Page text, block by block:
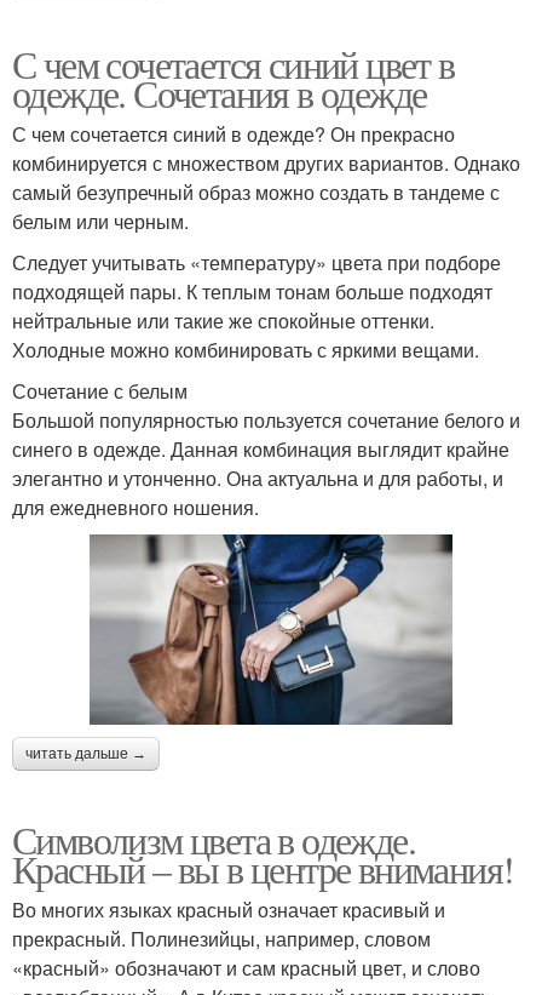
С чем сочетается синий цвет в
одежде. Сочетания в одежде
С чем сочетается синий в одежде? Он прекрасно
комбинируется с множеством других вариантов. Однако
самый безупречный образ можно создать в тандеме с
белым или черным.
Следует учитывать «температуру» цвета при подборе
подходящей пары. К теплым тонам больше подходят
нейтральные или такие же спокойные оттенки.
Холодные можно комбинировать с яркими вещами.
Сочетание с белым
Большой популярностью пользуется сочетание белого и
синего в одежде. Данная комбинация выглядит крайне
элегантно и утонченно. Она актуальна и для работы, и
для ежедневного ношения.
читать дальше →
Символизм цвета в одежде.
Красный – вы в центре внимания!
Во многих языках красный означает красивый и
прекрасный. Полинезийцы, например, словом
«красный» обозначают и сам красный цвет, и слово